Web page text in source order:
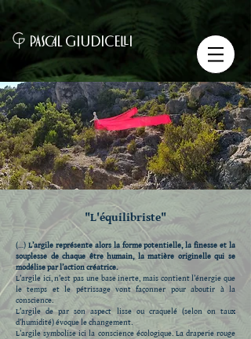
PASCAL GIUDICELLI
"L'équilibriste"
(…) L’argile représente alors la forme potentielle, la finesse et la
souplesse de chaque être humain, la matière originelle qui se
modélise par l’action créatrice.
L’argile ici, n’est pas une base inerte, mais contient l’énergie que
le temps et le pétrissage vont façonner pour aboutir à la
conscience.
L’argile de par son aspect lisse ou craquelé (selon on taux
d’humidité) évoque le changement.
L’argile symbolise ici la conscience écologique. La draperie rouge